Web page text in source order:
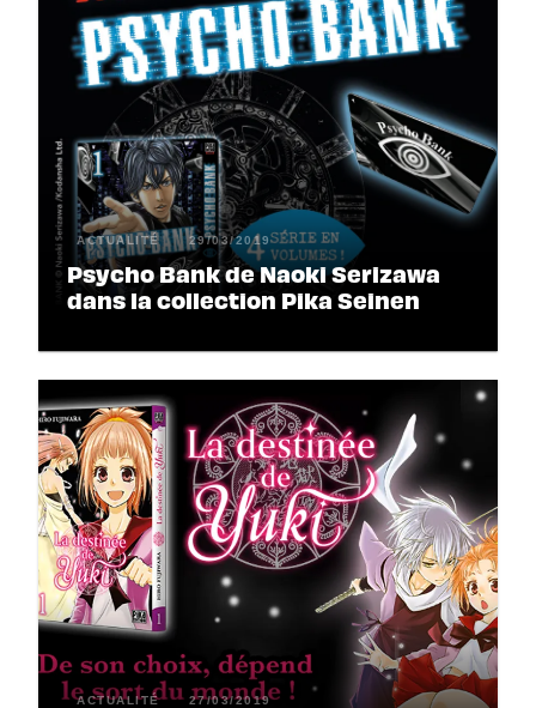
ACTUALITÉ 29/03/2019
Psycho Bank de Naoki Serizawa
dans la collection Pika Seinen
ACTUALITÉ 27/03/2019